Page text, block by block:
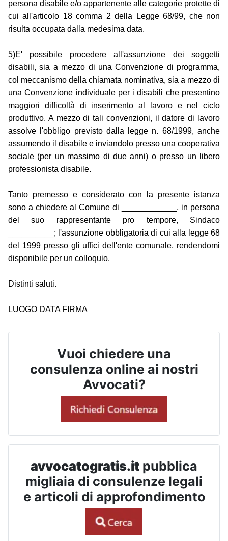
persona disabile e/o appartenente alle categorie protette di
cui all'articolo 18 comma 2 della Legge 68/99, che non
risulta occupata dalla medesima data.
5)E' possibile procedere all'assunzione dei soggetti
disabili, sia a mezzo di una Convenzione di programma,
col meccanismo della chiamata nominativa, sia a mezzo di
una Convenzione individuale per i disabili che presentino
maggiori difficoltà di inserimento al lavoro e nel ciclo
produttivo. A mezzo di tali convenzioni, il datore di lavoro
assolve l'obbligo previsto dalla legge n. 68/1999, anche
assumendo il disabile e inviandolo presso una cooperativa
sociale (per un massimo di due anni) o presso un libero
professionista disabile.
Tanto premesso e considerato con la presente istanza
sono a chiedere al Comune di ____________, in persona
del suo rappresentante pro tempore, Sindaco
__________; l'assunzione obbligatoria di cui alla legge 68
del 1999 presso gli uffici dell'ente comunale, rendendomi
disponibile per un colloquio.
Distinti saluti.
LUOGO DATA FIRMA
Vuoi chiedere una
consulenza online ai nostri
Avvocati?
avvocatogratis.it pubblica
migliaia di consulenze legali
e articoli di approfondimento